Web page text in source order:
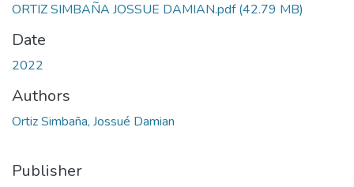
ORTIZ SIMBAÑA JOSSUE DAMIAN.pdf(42.79 MB)
Date
2022
Authors
Ortiz Simbaña, Jossué Damian
Publisher